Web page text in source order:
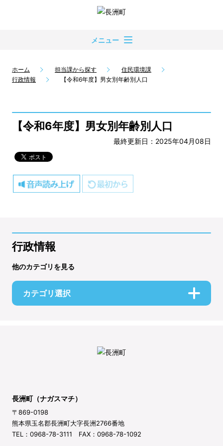
メニュー
ホーム 担当課から探す
住民環境課
行政情報
【令和6年度】男女別年齢別人口
【令和6年度】男女別年齢別人口
最終更新日：2025年04月08日
行政情報
他のカテゴリを見る
カテゴリ選択
長洲町（ナガスマチ）
〒869-0198
熊本県玉名郡長洲町大字長洲2766番地
TEL：0968-78-3111 FAX：0968-78-1092